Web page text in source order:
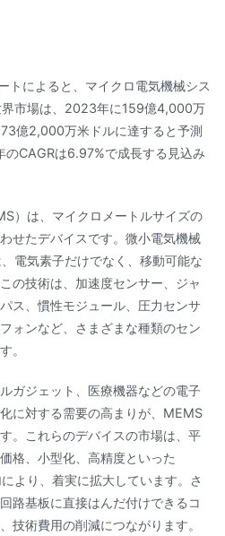
によると、マイクロ電気機械シス
市場は、2023年に159億4,000万
億2,000万米ドルに達すると予測
CAGRは6.97%で成長する見込み
）は、マイクロメートルサイズの
せたデバイスです。微小電気機械
電気素子だけでなく、移動可能な
の技術は、加速度センサー、ジャ
ス、慣性モジュール、圧力センサ
ォンなど、さまざまな種類のセン
。
ガジェット、医療機器などの電子
に対する需要の高まりが、MEMS
。これらのデバイスの市場は、平
格、小型化、高精度といった
より、着実に拡大しています。さ
路基板に直接はんだ付けできるコ
技術費用の削減につながります。